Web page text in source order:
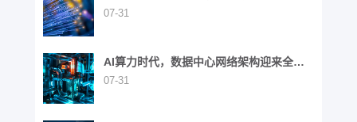
石
07-31
AI算力时代，数据中心网络架构迎来全面
演进
07-31